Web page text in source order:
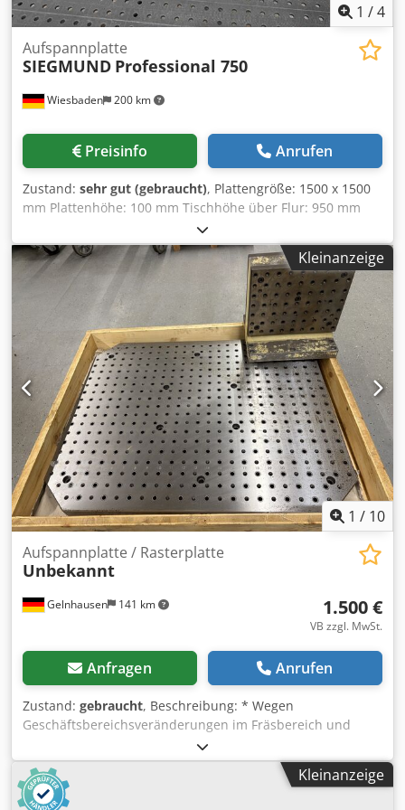
1 /4
Wiesbaden 200 km
Aufspannplatte
SIEGMUND Professional 750
Preisinfo Anrufen
Zustand: sehr gut (gebraucht), Plattengröße: 1500 x 1500
mm Plattenhöhe: 100 mm Tischhöhe über Flur: 950 mm
Materialstärke ca.: 11,5 - 13 mm Bohrung: 16 mm Ø
Gewicht ca.: 397 kg Crsdozn I Uijpfx Acgsf
Kleinanzeige
1 / 10
Gelnhausen 141 km
Aufspannplatte / Rasterplatte
Unbekannt
1.500 €
VB zzgl. MwSt.
Anfragen Anrufen
Zustand: gebraucht, Beschreibung: * Wegen
Geschäftsbereichsveränderungen im Fräsbereich und
Produktionsumstellung verkaufen wir kurzfristig eine
Raterplatte / Aufspannplatte und einen Aufspannwinkel *
Rasterplatte / Aufspannplatte: Maße: 1.000x800x45mm
Bohrungsabstand: 40x40mm Spanngewinde: M12
Kleinanzeige